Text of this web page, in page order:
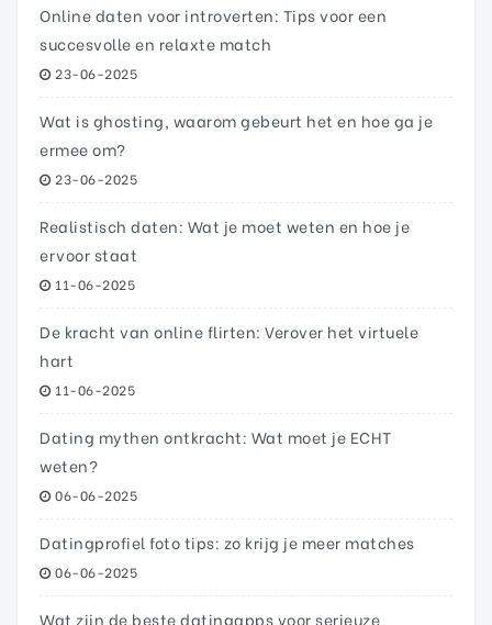
Online daten voor introverten: Tips voor een
succesvolle en relaxte match
23-06-2025
Wat is ghosting, waarom gebeurt het en hoe ga je
ermee om?
23-06-2025
Realistisch daten: Wat je moet weten en hoe je
ervoor staat
11-06-2025
De kracht van online flirten: Verover het virtuele
hart
11-06-2025
Dating mythen ontkracht: Wat moet je ECHT
weten?
06-06-2025
Datingprofiel foto tips: zo krijg je meer matches
06-06-2025
Wat zijn de beste datingapps voor serieuze